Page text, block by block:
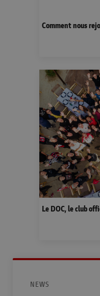
Comment nous
Le DOC, le club
NEWS